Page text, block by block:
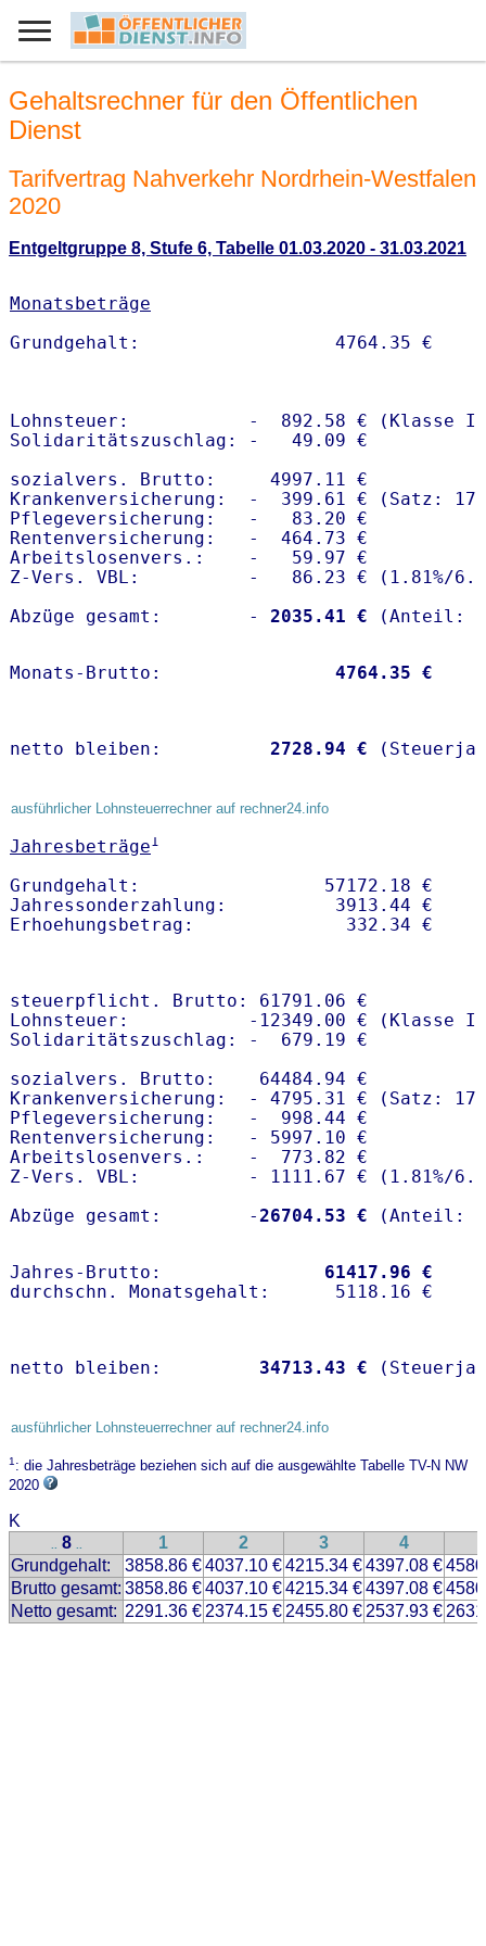
Gehaltsrechner für den Öffentlichen
Dienst
Tarifvertrag Nahverkehr Nordrhein-Westfalen
2020
Entgeltgruppe 8, Stufe 6, Tabelle 01.03.2020 - 31.03.2021
Monatsbeträge
Lohnsteuer:           -  892.58 € (Klasse I)
Solidaritätszuschlag: -   49.09 €
sozialvers. Brutto:     4997.11 €
Krankenversicherung:  -  399.61 € (Satz:
Pflegeversicherung:   -   83.20 €
Rentenversicherung:   -  464.73 €
Arbeitslosenvers.:    -   59.97 €
Z-Vers. VBL:          -   86.23 € ( 1.81%/
Abzüge gesamt:        -
2035.41 €
Monats-Brutto: 4764.35 €
netto bleiben: 2728.94 €
ausführlicher Lohnsteuerrechner auf rechner24.info
Jahresbeträge1
Grundgehalt:                 57172.18 €
Jahressonderzahlung:          3913.44 €
steuerpflicht. Brutto: 61791.06 €
Lohnsteuer:           -12349.00 € (Klasse I)
Solidaritätszuschlag: -  679.19 €
sozialvers. Brutto:    64484.94 €
Krankenversicherung:  - 4795.31 € (Satz:
Pflegeversicherung:   -  998.44 €
Rentenversicherung:   - 5997.10 €
Arbeitslosenvers.:    -  773.82 €
Z-Vers. VBL:          - 1111.67 € ( 1.81%/
Abzüge gesamt:        -26704.53 €
Jahres-Brutto: 61417.96 €
netto bleiben: 34713.43 €
ausführlicher Lohnsteuerrechner auf rechner24.info
1: die Jahresbeträge beziehen sich auf die ausgewählte Tabelle TV-N NW
2020
K
.. 8 .. 1 2 3 4
Grundgehalt:
3858.86 €4037.10 €4215.34 €4397.08 €
Brutto gesamt: 3858.86 €4037.10 €4215.34 €4397.08 €
Netto gesamt: 2291.36 € 2374.15 € 2455.80 € 2537.93 €